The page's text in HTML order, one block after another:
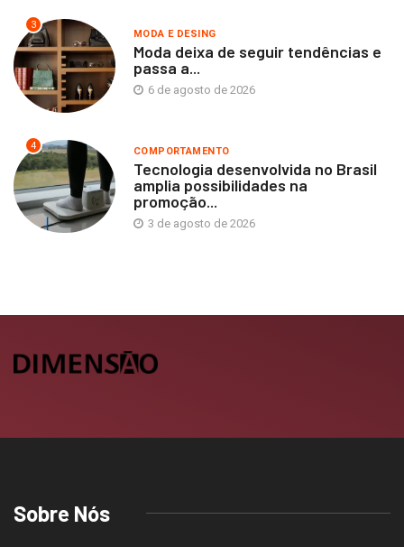
3
MODA E DESING
Moda deixa de seguir tendências e
passa a...
6 de agosto de 2026
4 COMPORTAMENTO
Tecnologia desenvolvida no Brasil
amplia possibilidades na
promoção...
3 de agosto de 2026
Sobre Nós